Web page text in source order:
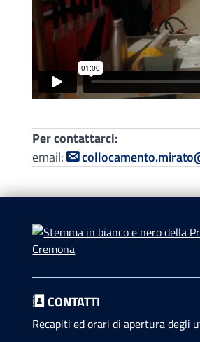
Per contattarci:
email:
CONTATTI
Recapiti ed orari di apertura degli